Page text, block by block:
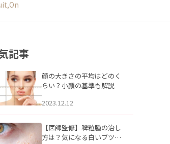
記事
顔の大きさの平均はどのく
らい？小顔の基準も解説
2023.12.12
【医師監修】稗粒腫の治し
方は？気になる白いブツブ